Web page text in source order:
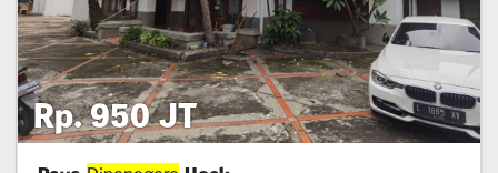
Rp. 950 JT